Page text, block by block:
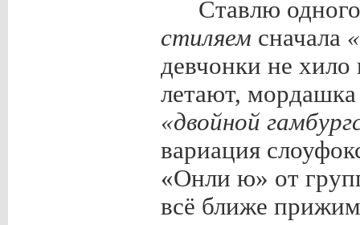
Ставлю
стиляем сначала
девчонки не хило
летают, мордашка
«двойной
вариация
«Онли ю» от
всё ближе